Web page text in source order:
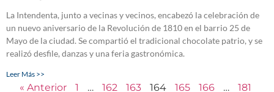
La Intendenta, junto a vecinas y vecinos, encabezó la celebración de
un nuevo aniversario de la Revolución de 1810 en el barrio 25 de
Mayo de la ciudad. Se compartió el tradicional chocolate patrio, y se
realizó desfile, danzas y una feria gastronómica.
Leer Más >>
« Anterior 1 … 162 163 164 165 166 …
181